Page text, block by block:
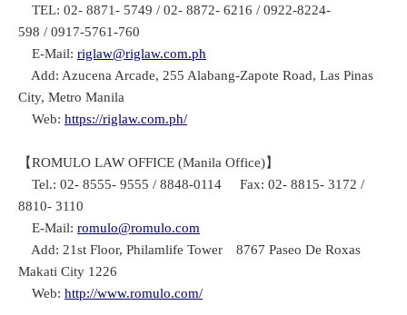
TEL: 02- 8871- 5749 / 02- 8872- 6216 / 0922-8224-
598 / 0917-5761-760
E-Mail: riglaw@riglaw.com.ph
Add: Azucena Arcade, 255 Alabang-Zapote Road, Las Pinas
City, Metro Manila
Web: https://riglaw.com.ph/
【ROMULO LAW OFFICE (Manila Office)】
Tel.: 02- 8555- 9555 / 8848-0114 Fax: 02- 8815- 3172 /
8810- 3110
E-Mail: romulo@romulo.com
Add: 21st Floor, Philamlife Tower 8767 Paseo De Roxas
Makati City 1226
Web: http://www.romulo.com/